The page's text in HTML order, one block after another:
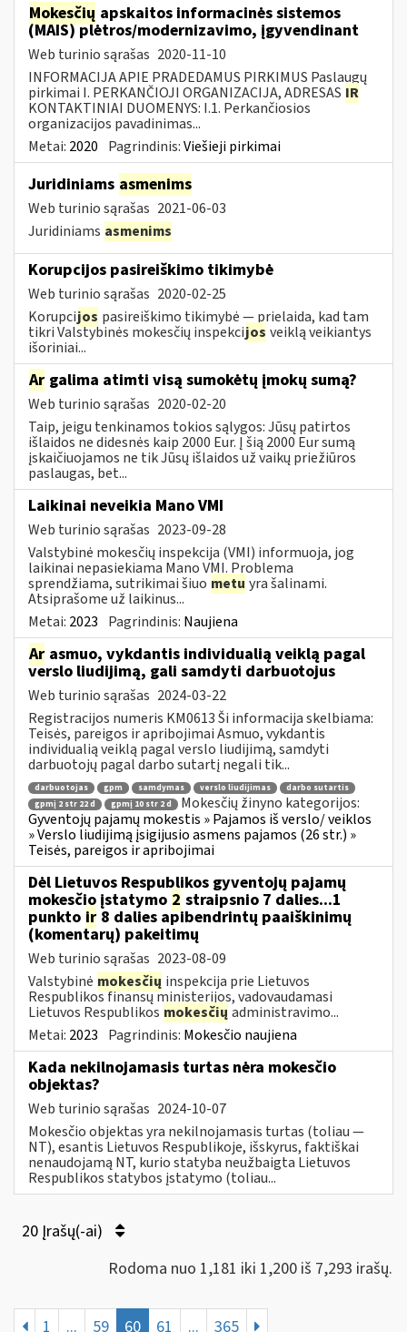
Mokesčių apskaitos informacinės sistemos
(MAIS) plėtros/modernizavimo, įgyvendinant
Web turinio sąrašas 2020-11-10
INFORMACIJA APIE PRADEDAMUS PIRKIMUS Paslaugų
pirkimai I. PERKANČIOJI ORGANIZACIJA, ADRESAS IR
KONTAKTINIAI DUOMENYS: I.1. Perkančiosios
organizacijos pavadinimas...
Metai: 2020 Pagrindinis:Viešieji pirkimai
Juridiniams asmenims
Web turinio sąrašas 2021-06-03
Juridiniams asmenims
Korupcijos pasireiškimo tikimybė
Web turinio sąrašas 2020-02-25
Korupcijos pasireiškimo tikimybė — prielaida, kad tam
tikri Valstybinės mokesčių inspekcijos veiklą veikiantys
išoriniai...
Ar galima atimti visą sumokėtų įmokų sumą?
Web turinio sąrašas 2020-02-20
Taip, jeigu tenkinamos tokios sąlygos: Jūsų patirtos
išlaidos ne didesnės kaip 2000 Eur. Į šią 2000 Eur sumą
įskaičiuojamos ne tik Jūsų išlaidos už vaikų priežiūros
paslaugas, bet...
Laikinai neveikia Mano VMI
Web turinio sąrašas 2023-09-28
Valstybinė mokesčių inspekcija (VMI) informuoja, jog
laikinai nepasiekiama Mano VMI. Problema
sprendžiama, sutrikimai šiuo metu yra šalinami.
Atsiprašome už laikinus...
Metai: 2023 Pagrindinis: Naujiena
Ar asmuo, vykdantis individualią veiklą pagal
verslo liudijimą, gali samdyti darbuotojus
Web turinio sąrašas 2024-03-22
Registracijos numeris KM0613 Ši informacija skelbiama:
Teisės, pareigos ir apribojimai Asmuo, vykdantis
individualią veiklą pagal verslo liudijimą, samdyti
darbuotojų pagal darbo sutartį negali tik...
darbuotojas gpm samdymas verslo liudijimas
darbo sutartis
gpmį 2 str 22 d
gpmį 10 str 2 d
Mokesčių žinyno kategorijos:
Gyventojų pajamų mokestis » Pajamos iš verslo/ veiklos
» Verslo liudijimą įsigijusio asmens pajamos (26 str.) »
Teisės, pareigos ir apribojimai
Dėl Lietuvos Respublikos gyventojų pajamų
mokesčio įstatymo 2 straipsnio 7 dalies...1
punkto ir 8 dalies apibendrintų paaiškinimų
(komentarų) pakeitimų
Web turinio sąrašas 2023-08-09
Valstybinė mokesčių inspekcija prie Lietuvos
Respublikos finansų ministerijos, vadovaudamasi
Lietuvos Respublikos mokesčių administravimo...
Metai: 2023 Pagrindinis: Mokesčio naujiena
Kada nekilnojamasis turtas nėra mokesčio
objektas?
Web turinio sąrašas 2024-10-07
Mokesčio objektas yra nekilnojamasis turtas (toliau ―
NT), esantis Lietuvos Respublikoje, išskyrus, faktiškai
nenaudojamą NT, kurio statyba neužbaigta Lietuvos
Respublikos statybos įstatymo (toliau...
20 Įrašų(-ai)
Rodoma nuo 1,181 iki 1,200 iš 7,293 irašų.
1 ... 59 60 61 ... 365